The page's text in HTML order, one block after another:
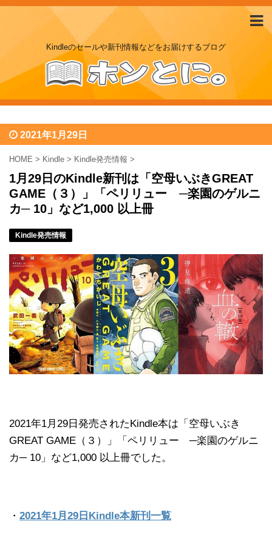
Kindleのセールや新刊情報などをお届けするブログ
2021年1月29日
HOME > Kindle > Kindle発売情報 >
1月29日のKindle新刊は「空母いぶきGREAT
GAME（３）」「ペリリュー ─楽園のゲルニ
カ─ 10」など1,000 以上冊
Kindle発売情報
2021年1月29日発売されたKindle本は「空母いぶき
GREAT GAME（３）」「ペリリュー ─楽園のゲルニ
カ─ 10」など1,000 以上冊でした。
・ 2021年1月29日Kindle本新刊一覧